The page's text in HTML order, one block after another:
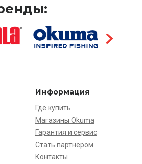
Информация
Где купить
Магазины Okuma
Гарантия и сервис
Стать партнёром
Контакты